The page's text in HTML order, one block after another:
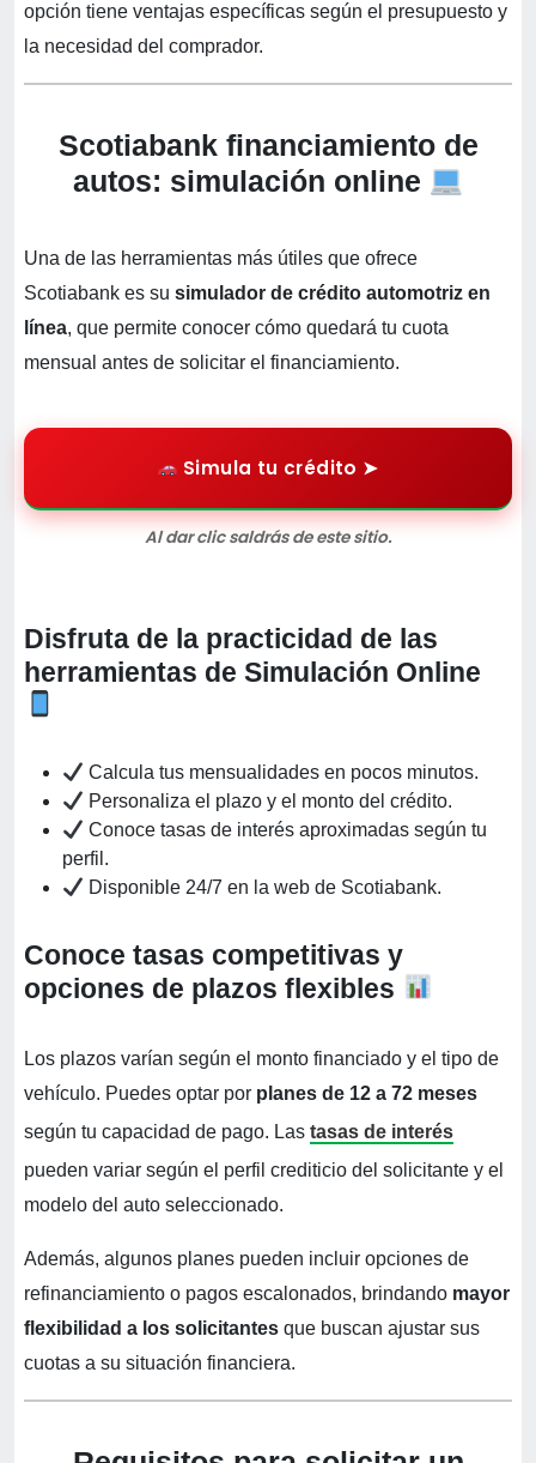
opción tiene ventajas específicas según el presupuesto y
la necesidad del comprador.
Scotiabank financiamiento de
autos: simulación online
Una de las herramientas más útiles que ofrece
Scotiabank es su simulador de crédito automotriz en
línea, que permite conocer cómo quedará tu cuota
mensual antes de solicitar el financiamiento.
Simula tu crédito ➤
Al dar clic saldrás de este sitio.
Disfruta de la practicidad de las
herramientas de Simulación Online
Calcula tus mensualidades en pocos minutos.
Personaliza el plazo y el monto del crédito.
Conoce tasas de interés aproximadas según tu
perfil.
Disponible 24/7 en la web de Scotiabank.
Conoce tasas competitivas y
opciones de plazos flexibles
Los plazos varían según el monto financiado y el tipo de
vehículo. Puedes optar por planes de 12 a 72 meses
según tu capacidad de pago. Las tasas de interés
pueden variar según el perfil crediticio del solicitante y el
modelo del auto seleccionado.
Además, algunos planes pueden incluir opciones de
refinanciamiento o pagos escalonados, brindando mayor
flexibilidad a los solicitantes que buscan ajustar sus
cuotas a su situación financiera.